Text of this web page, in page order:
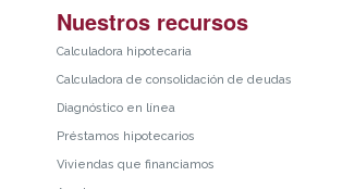
Nuestros recursos
Calculadora hipotecaria
Calculadora de consolidación de deudas
Diagnóstico en línea
Préstamos hipotecarios
Viviendas que financiamos